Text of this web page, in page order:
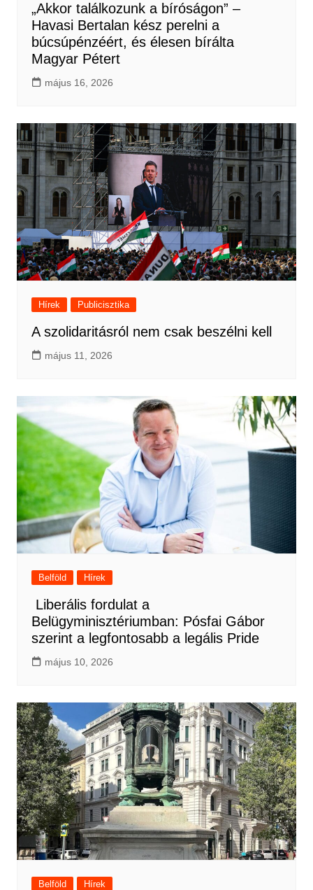
„Akkor találkozunk a bíróságon” –
Havasi Bertalan kész perelni a
búcsúpénzéért, és élesen bírálta
Magyar Pétert
május 16, 2026
Hírek Publicisztika
A szolidaritásról nem csak beszélni kell
május 11, 2026
Belföld Hírek
Liberális fordulat a
Belügyminisztériumban: Pósfai Gábor
szerint a legfontosabb a legális Pride
május 10, 2026
Belföld Hírek